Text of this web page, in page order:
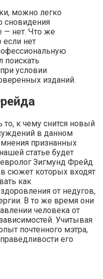
можно легко
сновидения
— нет. Что же
если нет
поискать
условии
изданий.
то, к чему снится новый
в данном
признанных
статье будет
Зигмунд Фрейд
сюжет которых входят
как
от недугов,
В то же время они
человека от
Учитывая
почтенного мэтра,
его